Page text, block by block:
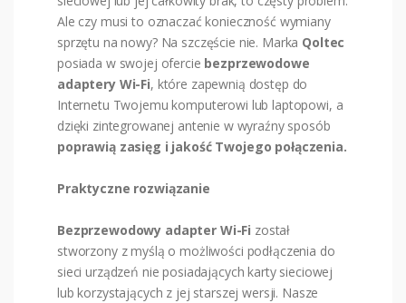
Ale czy musi to oznaczać konieczność wymiany
sprzętu na nowy? Na szczęście nie. Marka Qoltec
posiada w swojej ofercie bezprzewodowe
adaptery Wi-Fi, które zapewnią dostęp do
Internetu Twojemu komputerowi lub laptopowi, a
dzięki zintegrowanej antenie w wyraźny sposób
poprawią zasięg i jakość Twojego połączenia.
Praktyczne rozwiązanie
Bezprzewodowy adapter Wi-Fi został
stworzony z myślą o możliwości podłączenia do
sieci urządzeń nie posiadających karty sieciowej
lub korzystających z jej starszej wersji. Nasze